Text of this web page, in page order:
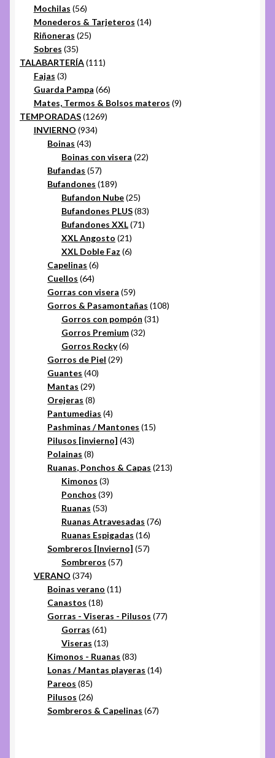
Mochilas 5656
productos
Monederos & Tarjeteros 1414
Riñoneras 2525
Sobres 3535
productos
TALABARTERÍA 111111
Fajas 33
productos
Guarda Pampa 6666
productos
Mates, Termos & Bolsos materos 99
TEMPORADAS 12691269
INVIERNO 934934
Boinas 4343
productos
Boinas con visera 2222
Bufandas 5757
productos
Bufandones 189189
productos
Bufandon Nube 2525
productos
Bufandones PLUS 8383
Bufandones XXL 7171
XXL Angosto 2121
productos
XXL Doble Faz 66
Capelinas 66
Cuellos 6464
productos
Gorras con visera 5959
productos
Gorros & Pasamontañas 108108
Gorros con pompón 3131
Gorros Premium 3232
Gorros Rocky 66
Gorros de Piel 2929
Guantes 4040
Mantas 2929
productos
Orejeras 88
productos
Pantumedias 44
productos
Pashminas / Mantones 1515
Pilusos [invierno] 4343
Polainas 88
productos
Ruanas, Ponchos & Capas 213213
Kimonos 33
productos
Ponchos 3939
Ruanas 5353
productos
Ruanas Atravesadas 7676
Ruanas Espigadas 1616
productos
Sombreros [Invierno] 5757
Sombreros 5757
VERANO 374374
productos
Boinas verano 1111
Canastos 1818
productos
Gorras - Viseras - Pilusos 7777
Gorras 6161
productos
Viseras 1313
productos
Kimonos - Ruanas 8383
productos
Lonas / Mantas playeras 1414
Pareos 8585
productos
Pilusos 2626
productos
Sombreros & Capelinas 6767